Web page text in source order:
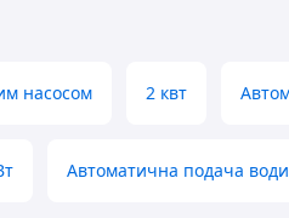
насосом 2 квт
Автоматична подача